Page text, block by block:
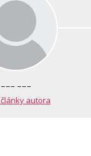
--- ---
autora